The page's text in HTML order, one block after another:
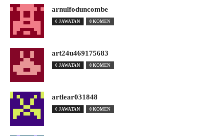
arnulfoduncombe
0 JAWATAN 0 KOMEN
art24u469175683
0 JAWATAN 0 KOMEN
artlear031848
0 JAWATAN 0 KOMEN